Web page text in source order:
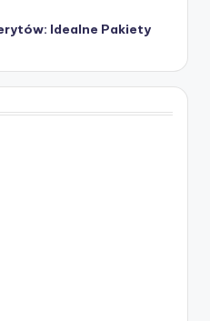
Idealne Pakiety